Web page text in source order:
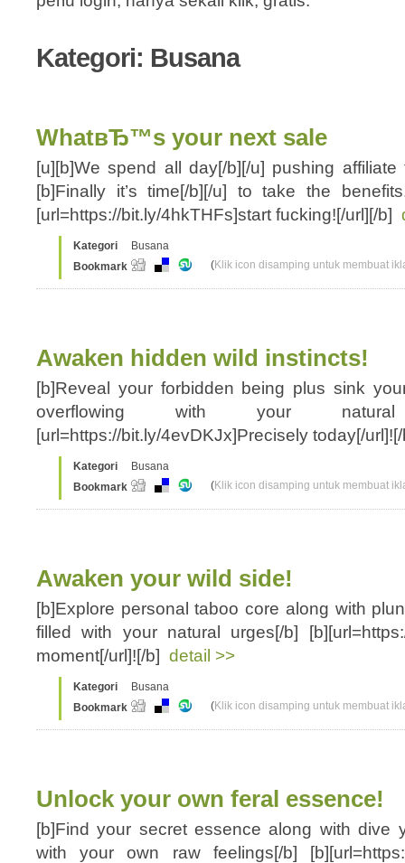
Kategori: Busana
WhatвЂ™s your next sale
[u][b]We spend all day[/b][/u] pushing
[b]Finally it’s time[/b][/u] to take the
[url=https://bit.ly/4hkTHFs]start fucking![/url][/b]
Kategori
Busana
Bookmark
(Klik icon disamping untuk membuat
Awaken hidden wild instincts!
[b]Reveal your forbidden being plus sink
overflowing with your
[url=https://bit.ly/4evDKJx]Precisely today[/
Kategori
Busana
Bookmark
(Klik icon disamping untuk membuat
Awaken your wild side!
[b]Explore personal taboo core along with
filled with your natural urges[/b]
moment[/url]![/b] detail >>
Kategori
Busana
Bookmark
(Klik icon disamping untuk membuat
Unlock your own feral essence!
[b]Find your secret essence along with dive
with your own raw feelings[/b]